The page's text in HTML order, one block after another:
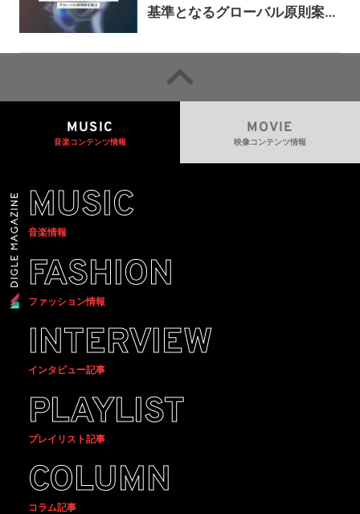
基準となるグローバル原則案を
るための統一的な枠組みを提案
MUSIC
音楽コンテンツ情報
MOVIE
映像コンテンツ情報
MUSIC
音楽情報
FASHION
ファッション情報
INTERVIEW
インタビュー記事
PLAYLIST
プレイリスト記事
COLUMN
コラム記事